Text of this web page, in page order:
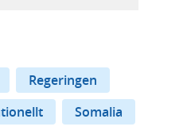
Regeringen
Somalia